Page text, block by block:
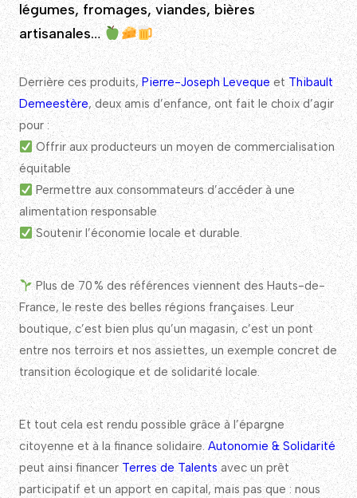
légumes, fromages, viandes, bières
artisanales…
Derrière ces produits, Pierre-Joseph Levequeet Thibault
Demeestère, deux amis d’enfance, ont fait le choix d’agir
pour :
Offrir aux producteurs un moyen de commercialisation
équitable
Permettre aux consommateurs d’accéder à une
alimentation responsable
Soutenir l’économie locale et durable.
Plus de 70 % des références viennent des Hauts-de-
France, le reste des belles régions françaises. Leur
boutique, c’est bien plus qu’un magasin, c’est un pont
entre nos terroirs et nos assiettes, un exemple concret de
transition écologique et de solidarité locale.
Et tout cela est rendu possible grâce à l’épargne
citoyenne et à la finance solidaire. Autonomie & Solidarité
peut ainsi financer Terres de Talents avec un prêt
participatif et un apport en capital, mais pas que : nous